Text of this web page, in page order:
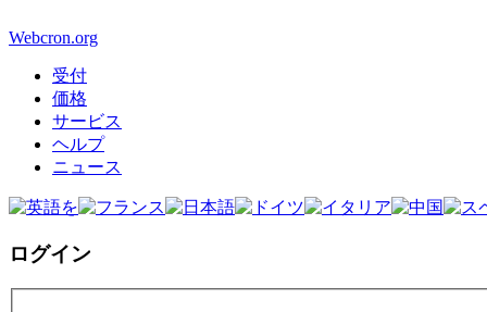
Webcron.org
受付
価格
サービス
ヘルプ
ニュース
ログイン